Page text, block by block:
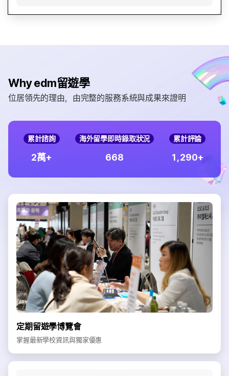
Why edm留遊學
位居領先的理由，由完整的服務系統與成果來證明
累計諮詢
2萬+
海外留學即時錄取狀況
668
累計評論
1 290+
定期留遊學博覽會
掌握最新學校資訊與獨家優惠